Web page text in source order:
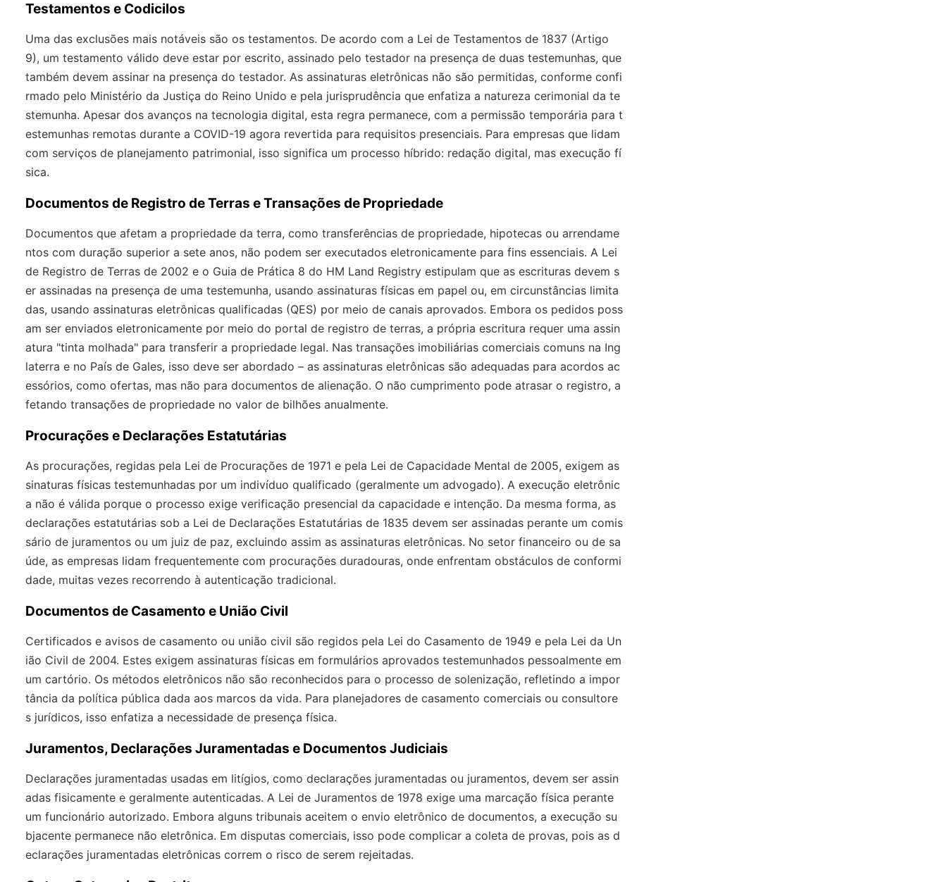
Testamentos e Codicilos
Uma das exclusões mais notáveis são os testamentos. De acordo com a Lei de Testamentos de 1837 (Artigo
9), um testamento válido deve estar por escrito, assinado pelo testador na presença de duas testemunhas, que
também devem assinar na presença do testador. As assinaturas eletrônicas não são permitidas, conforme confi
rmado pelo Ministério da Justiça do Reino Unido e pela jurisprudência que enfatiza a natureza cerimonial da te
stemunha. Apesar dos avanços na tecnologia digital, esta regra permanece, com a permissão temporária para t
estemunhas remotas durante a COVID-19 agora revertida para requisitos presenciais. Para empresas que lidam
com serviços de planejamento patrimonial, isso significa um processo híbrido: redação digital, mas execução fí
sica.
Documentos de Registro de Terras e Transações de Propriedade
Documentos que afetam a propriedade da terra, como transferências de propriedade, hipotecas ou arrendame
ntos com duração superior a sete anos, não podem ser executados eletronicamente para fins essenciais. A Lei
de Registro de Terras de 2002 e o Guia de Prática 8 do HM Land Registry estipulam que as escrituras devem s
er assinadas na presença de uma testemunha, usando assinaturas físicas em papel ou, em circunstâncias limita
das, usando assinaturas eletrônicas qualificadas (QES) por meio de canais aprovados. Embora os pedidos poss
am ser enviados eletronicamente por meio do portal de registro de terras, a própria escritura requer uma assin
atura "tinta molhada" para transferir a propriedade legal. Nas transações imobiliárias comerciais comuns na Ing
laterra e no País de Gales, isso deve ser abordado – as assinaturas eletrônicas são adequadas para acordos ac
essórios, como ofertas, mas não para documentos de alienação. O não cumprimento pode atrasar o registro, a
fetando transações de propriedade no valor de bilhões anualmente.
Procurações e Declarações Estatutárias
As procurações, regidas pela Lei de Procurações de 1971 e pela Lei de Capacidade Mental de 2005, exigem as
sinaturas físicas testemunhadas por um indivíduo qualificado (geralmente um advogado). A execução eletrônic
a não é válida porque o processo exige verificação presencial da capacidade e intenção. Da mesma forma, as
declarações estatutárias sob a Lei de Declarações Estatutárias de 1835 devem ser assinadas perante um comis
sário de juramentos ou um juiz de paz, excluindo assim as assinaturas eletrônicas. No setor financeiro ou de sa
úde, as empresas lidam frequentemente com procurações duradouras, onde enfrentam obstáculos de conformi
dade, muitas vezes recorrendo à autenticação tradicional.
Documentos de Casamento e União Civil
Certificados e avisos de casamento ou união civil são regidos pela Lei do Casamento de 1949 e pela Lei da Un
ião Civil de 2004. Estes exigem assinaturas físicas em formulários aprovados testemunhados pessoalmente em
um cartório. Os métodos eletrônicos não são reconhecidos para o processo de solenização, refletindo a impor
tância da política pública dada aos marcos da vida. Para planejadores de casamento comerciais ou consultore
s jurídicos, isso enfatiza a necessidade de presença física.
Juramentos, Declarações Juramentadas e Documentos Judiciais
Declarações juramentadas usadas em litígios, como declarações juramentadas ou juramentos, devem ser assin
adas fisicamente e geralmente autenticadas. A Lei de Juramentos de 1978 exige uma marcação física perante
um funcionário autorizado. Embora alguns tribunais aceitem o envio eletrônico de documentos, a execução su
bjacente permanece não eletrônica. Em disputas comerciais, isso pode complicar a coleta de provas, pois as d
eclarações juramentadas eletrônicas correm o risco de serem rejeitadas.